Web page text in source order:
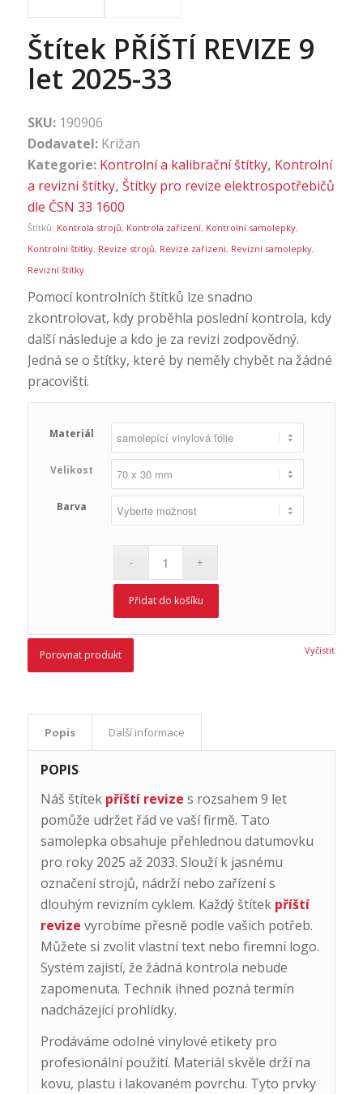
Štítek PŘÍŠTÍ REVIZE 9
let 2025-33
SKU: 190906
Dodavatel: Križan
Kategorie: Kontrolní a kalibrační štítky, Kontrolní
a revizní štítky, Štítky pro revize elektrospotřebičů
dle ČSN 33 1600
Štítků: Kontrola strojů, Kontrola zařízení, Kontrolní samolepky,
Kontrolní štítky, Revize strojů, Revize zařízení, Revizní samolepky,
Revizní štítky
Pomocí kontrolních štítků lze snadno
zkontrolovat, kdy proběhla poslední kontrola, kdy
další následuje a kdo je za revizi zodpovědný.
Jedná se o štítky, které by neměly chybět na žádné
pracovišti.
Materiál
Velikost
Barva
Vyčistit
Přidat do košíku
Porovnat produkt
Popis Další informace
POPIS
Náš štítek příští revize s rozsahem 9 let
pomůže udržet řád ve vaší firmě. Tato
samolepka obsahuje přehlednou datumovku
pro roky 2025 až 2033. Slouží k jasnému
označení strojů, nádrží nebo zařízení s
dlouhým revizním cyklem. Každý štítek příští
revize vyrobíme přesně podle vašich potřeb.
Můžete si zvolit vlastní text nebo firemní logo.
Systém zajistí, že žádná kontrola nebude
zapomenuta. Technik ihned pozná termín
nadcházející prohlídky.
Prodáváme odolné vinylové etikety pro
profesionální použití. Materiál skvěle drží na
kovu, plastu i lakovaném povrchu. Tyto prvky